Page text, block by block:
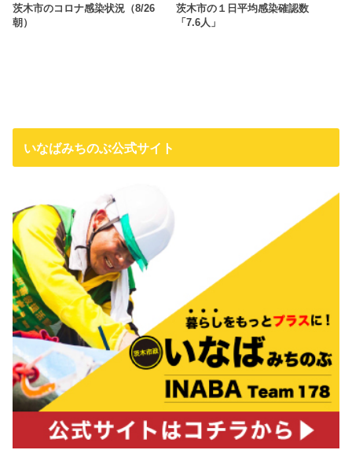
茨木市のコロナ感染状況（8/26
朝）
茨木市の１日平均感染確認数
「7.6人」
いなばみちのぶ公式サイト